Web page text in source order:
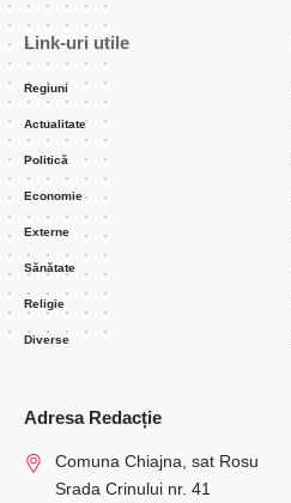
Link-uri utile
Regiuni
Actualitate
Politică
Economie
Externe
Sănătate
Religie
Diverse
Adresa Redacție
Comuna Chiajna, sat Rosu
Srada Crinului nr. 41